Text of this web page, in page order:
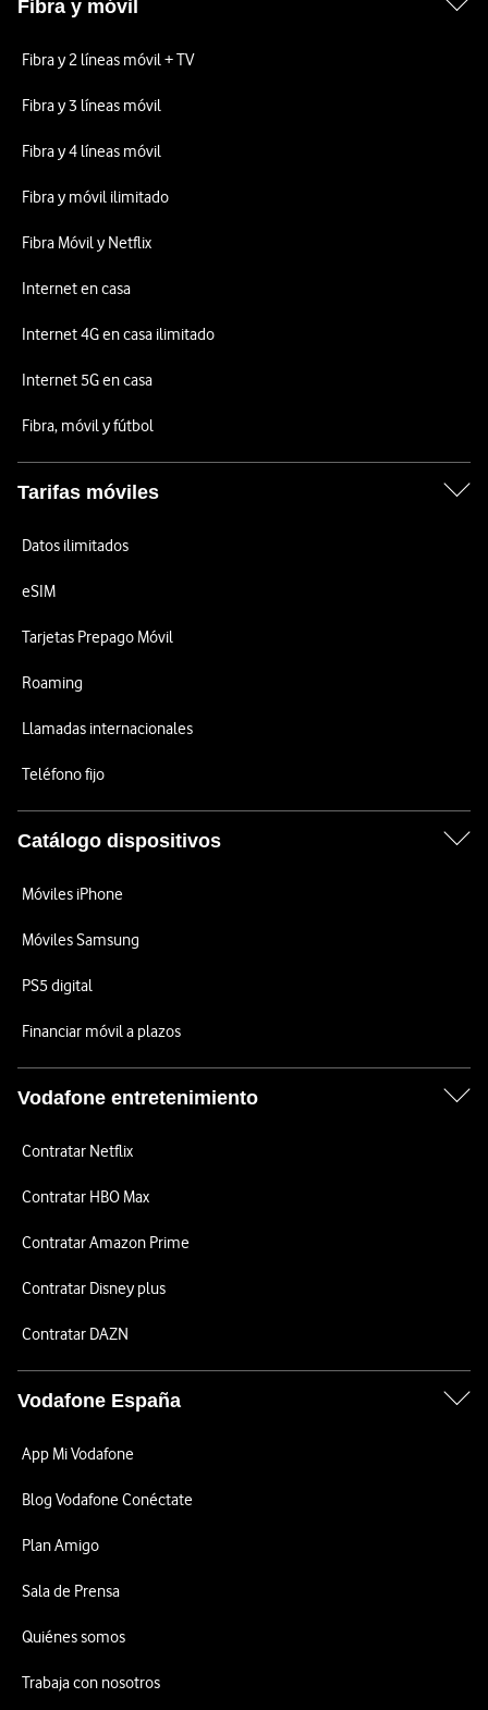
Fibra y móvil
Fibra y 2 líneas móvil + TV
Fibra y 3 líneas móvil
Fibra y 4 líneas móvil
Fibra y móvil ilimitado
Fibra Móvil y Netflix
Internet en casa
Internet 4G en casa ilimitado
Internet 5G en casa
Fibra, móvil y fútbol
Tarifas móviles
Datos ilimitados
eSIM
Tarjetas Prepago Móvil
Roaming
Llamadas internacionales
Teléfono fijo
Catálogo dispositivos
Móviles iPhone
Móviles Samsung
PS5 digital
Financiar móvil a plazos
Vodafone entretenimiento
Contratar Netflix
Contratar HBO Max
Contratar Amazon Prime
Contratar Disney plus
Contratar DAZN
Vodafone España
App Mi Vodafone
Blog Vodafone Conéctate
Plan Amigo
Sala de Prensa
Quiénes somos
Trabaja con nosotros